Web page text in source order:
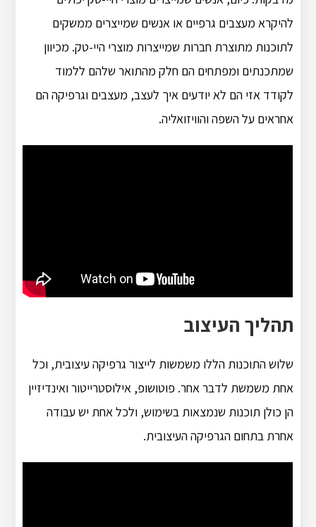
להיקרא מעצבים גרפיים או אנשים שמייצרים ממשקים
לתוכנות מתוצרת חברות שמייצרות מוצרי היי-טק. מכיוון
שמתכנתים ומפתחים הם חלק מהתואר שלהם ללמוד
לקודד אזי הם לא יודעים איך לעצב, מעצבים וגרפיקה הם
אחראים על השפה והוויזואליה.
תהליך העיצוב
שלוש התוכנות הללו משמשות לייצור גרפיקה עיצובית, וכל
אחת משמשת לדבר אחר. פוטושופ, אילוסטרייטור ואינדיזיין
הן כולן תוכנות שנמצאות בשימוש, ולכל אחת יש עבודה
אחרת בתחום הגרפיקה העיצובית.